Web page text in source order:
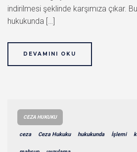
indirilmesi şeklinde karşımıza çıkar.
hukukunda […]
DEVAMINI OKU
CEZA HUKUKU
ceza Ceza Hukuku hukukunda İşlemi